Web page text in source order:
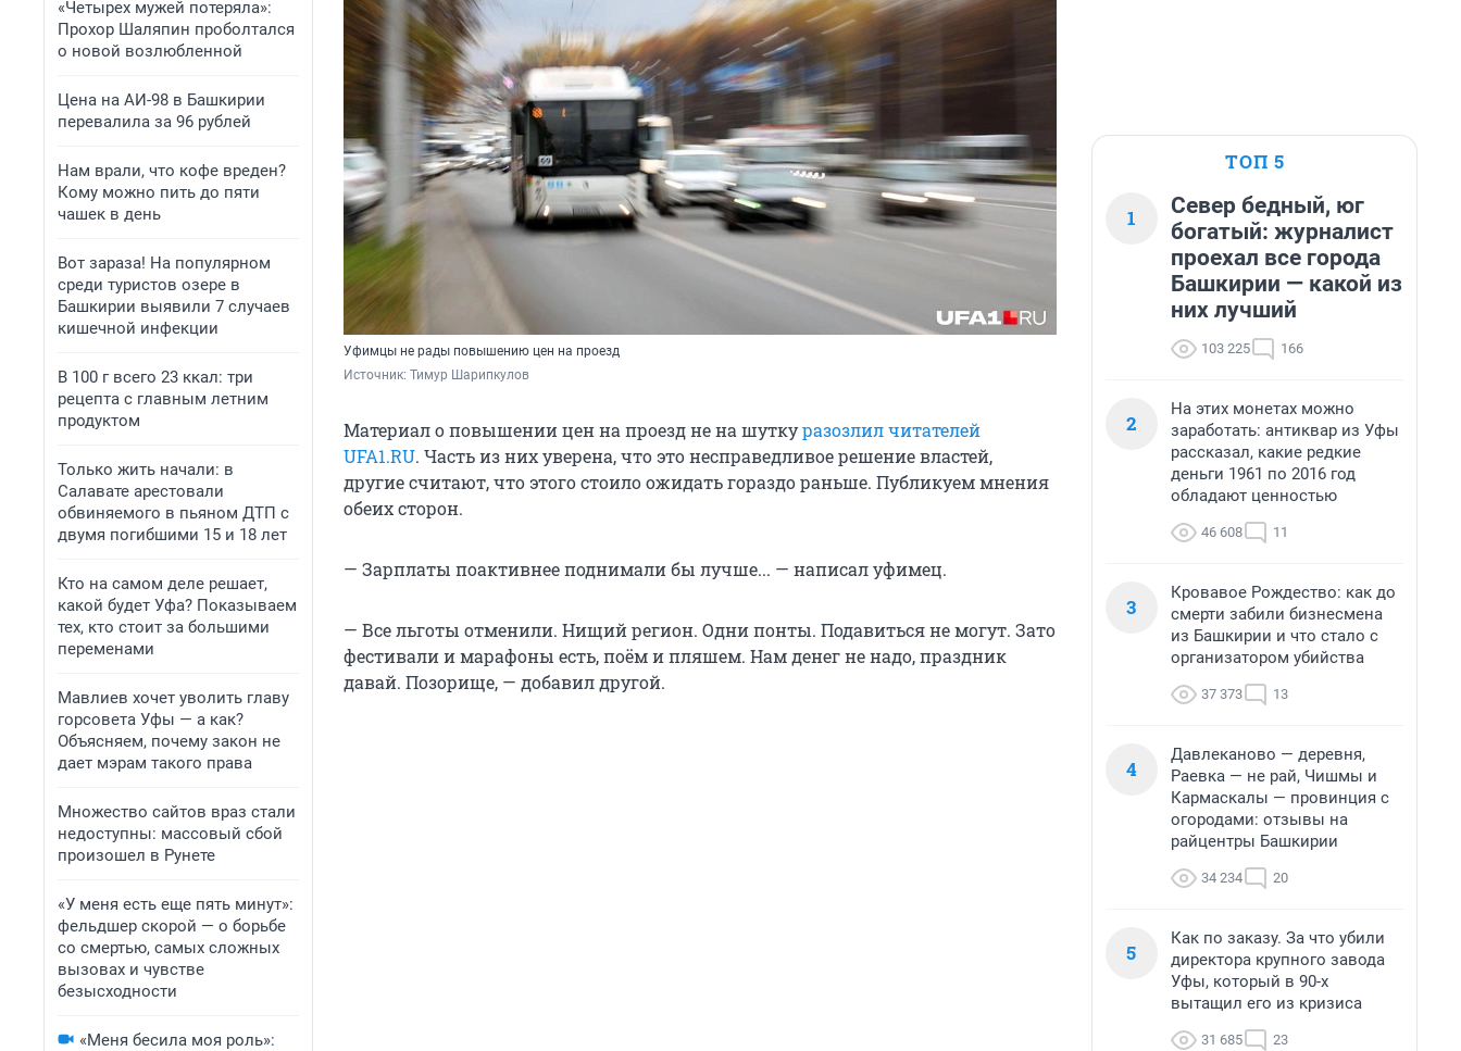
«Четырех мужей потеряла»:
Прохор Шаляпин проболтался
о новой возлюбленной
Цена на АИ-98 в Башкирии
перевалила за 96 рублей
Нам врали, что кофе вреден?
Кому можно пить до пяти
чашек в день
Вот зараза! На популярном
среди туристов озере в
Башкирии выявили 7 случаев
кишечной инфекции
В 100 г всего 23 ккал: три
рецепта с главным летним
продуктом
Только жить начали: в
Салавате арестовали
обвиняемого в пьяном ДТП с
двумя погибшими 15 и 18 лет
Кто на самом деле решает,
какой будет Уфа? Показываем
тех, кто стоит за большими
переменами
Мавлиев хочет уволить главу
горсовета Уфы — а как?
Объясняем, почему закон не
дает мэрам такого права
Множество сайтов враз стали
недоступны: массовый сбой
произошел в Рунете
«У меня есть еще пять минут»:
фельдшер скорой — о борьбе
со смертью, самых сложных
вызовах и чувстве
безысходности
«Меня бесила моя роль»:
Уфимцы не рады повышению цен на проезд
Источник: Тимур Шарипкулов
Материал о повышении цен на проезд не на шуткуразозлил читателей
UFA1.RU. Часть из них уверена, что это несправедливое решение властей,
другие считают, что этого стоило ожидать гораздо раньше. Публикуем мнения
обеих сторон.
— Зарплаты поактивнее поднимали бы лучше... — написал уфимец.
— Все льготы отменили. Нищий регион. Одни понты. Подавиться не могут. Зато
фестивали и марафоны есть, поём и пляшем. Нам денег не надо, праздник
давай. Позорище, — добавил другой.
ТОП 5
1
Север бедный, юг
богатый: журналист
проехал все города
Башкирии — какой из
них лучший
103 225 166
2
На этих монетах можно
заработать: антиквар из Уфы
рассказал, какие редкие
деньги 1961 по 2016 год
обладают ценностью
46 608 11
3
Кровавое Рождество: как до
смерти забили бизнесмена
из Башкирии и что стало с
организатором убийства
37 373 13
4
Давлеканово — деревня,
Раевка — не рай, Чишмы и
Кармаскалы — провинция с
огородами: отзывы на
райцентры Башкирии
34 234 20
5
Как по заказу. За что убили
директора крупного завода
Уфы, который в 90-х
вытащил его из кризиса
31 685 23